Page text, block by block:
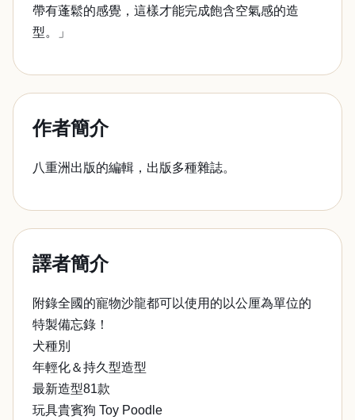
帶有蓬鬆的感覺，這樣才能完成飽含空氣感的造
型。」
作者簡介
八重洲出版的編輯，出版多種雜誌。
譯者簡介
附錄全國的寵物沙龍都可以使用的以公厘為單位的
特製備忘錄！
犬種別
年輕化＆持久型造型
最新造型81款
玩具貴賓狗 Toy Poodle